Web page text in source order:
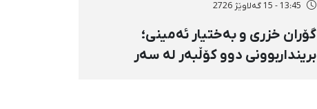
13:45 - 15 گەلاوێژ 2726
گۆران خزری و بەختیار ئەمینی؛
برینداربوونی دوو کۆڵبەر لە سەر